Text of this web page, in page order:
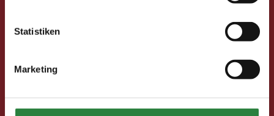
Statistiken
Marketing
Freunde werben
Club-Newsletter